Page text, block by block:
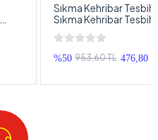
Sıkma Kehribar Tesbih
Sıkma Kehribar
Sıkma Kehribar Tespih
%50 953,60 TL 476,80